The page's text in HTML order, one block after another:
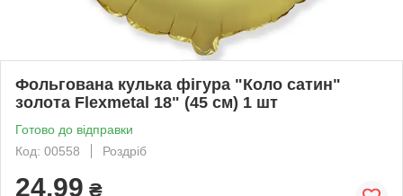
Фольгована кулька фігура "Коло сатин"
золота Flexmetal 18" (45 см) 1 шт
Готово до відправки
Код: 00558
Роздріб
24,99 ₴